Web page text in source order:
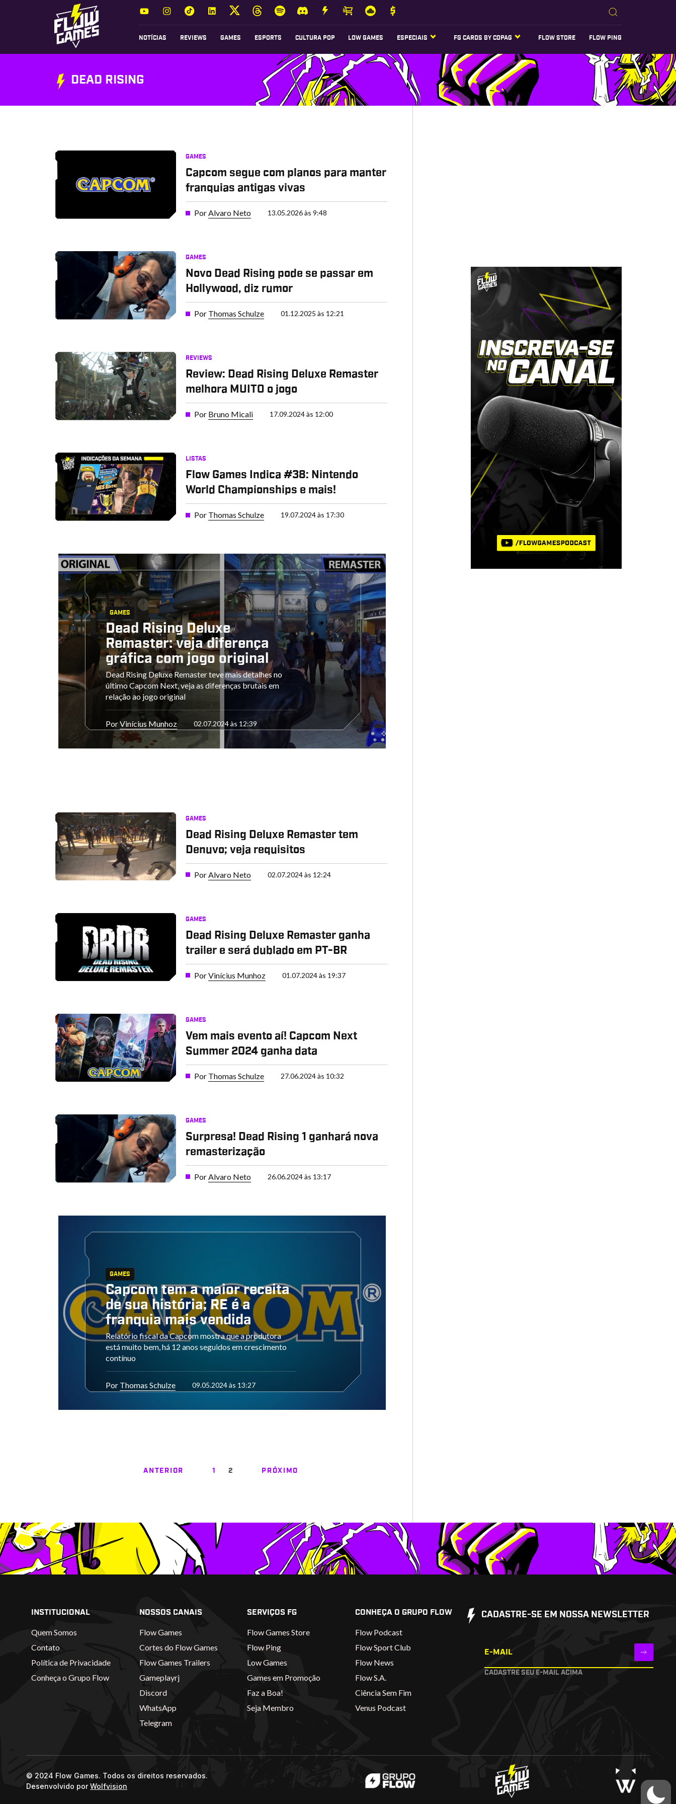
NOTÍCIAS REVIEWS GAMES ESPORTS CULTURA POP LOW GAMES ESPECIAIS FG CARDS BY COPAG FLOW STORE FLOW PING
DEAD RISING
GAMES
Capcom segue com planos para manter
franquias antigas vivas
PorAlvaro Neto 13.05.2026 às 9:48
GAMES
Novo Dead Rising pode se passar em
Hollywood, diz rumor
Por Thomas Schulze 01.12.2025 às 12:21
REVIEWS
Review: Dead Rising Deluxe Remaster
melhora MUITO o jogo
Por Bruno Micali 17.09.2024 às 12:00
LISTAS
Flow Games Indica #38: Nintendo
World Championships e mais!
Por Thomas Schulze 19.07.2024 às 17:30
GAMES
Dead Rising Deluxe
Remaster: veja diferença
gráfica com jogo original
Dead Rising Deluxe Remaster teve mais detalhes no
último Capcom Next, veja as diferenças brutais em
relação ao jogo original
PorVinícius Munhoz 02.07.2024 às 12:39
GAMES
Dead Rising Deluxe Remaster tem
Denuvo; veja requisitos
Por Alvaro Neto 02.07.2024 às 12:24
GAMES
Dead Rising Deluxe Remaster ganha
trailer e será dublado em PT-BR
PorVinícius Munhoz 01.07.2024 às 19:37
GAMES
Vem mais evento aí! Capcom Next
Summer 2024 ganha data
Por Thomas Schulze 27.06.2024 às 10:32
GAMES
Surpresa! Dead Rising 1 ganhará nova
remasterização
PorAlvaro Neto 26.06.2024 às 13:17
GAMES
Capcom tem a maior receita
de sua história; RE é a
franquia mais vendida
Relatório fiscal da Capcom mostra que a produtora
está muito bem, há 12 anos seguidos em crescimento
contínuo
Por Thomas Schulze 09.05.2024 às 13:27
ANTERIOR 1 2 PRÓXIMO
INSTITUCIONAL
Quem Somos
Contato
Política de Privacidade
Conheça o Grupo Flow
NOSSOS CANAIS
Flow Games
Cortes do Flow Games
Flow Games Trailers
Gameplayrj
Discord
WhatsApp
Telegram
SERVIÇOS FG
Flow Games Store
Flow Ping
Low Games
Games em Promoção
Faz a Boa!
Seja Membro
CONHEÇA O GRUPO FLOW
Flow Podcast
Flow Sport Club
Flow News
Flow S.A.
Ciência Sem Fim
Venus Podcast
CADASTRE-SE EM NOSSA NEWSLETTER
E-MAIL
CADASTRE SEU E-MAIL ACIMA
© 2024 Flow Games. Todos os direitos reservados.
Desenvolvido porWolfvision